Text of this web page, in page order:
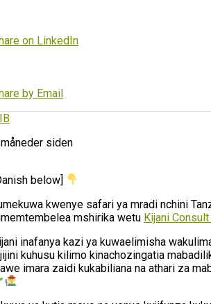
on LinkedIn
by Email
siden
below]
kwenye safari ya mradi nchini
mshirika wetu Kijani
inafanya kazi ya kuwaelimisha
kuhusu kilimo kinachozingatia
imara zaidi kukabiliana na athari za